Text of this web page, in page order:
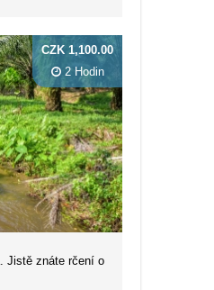
Jistě znáte rčení o
CZK 1,100.00
2 Hodin